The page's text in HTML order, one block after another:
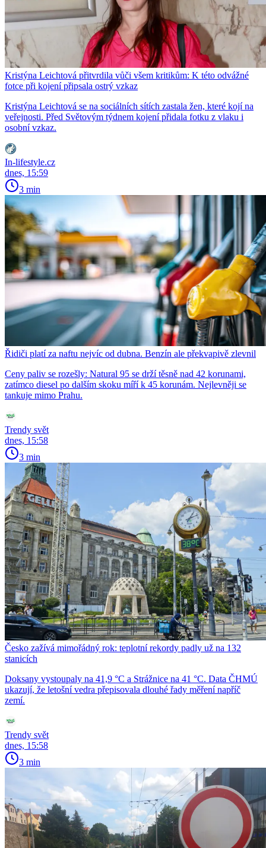
Kristýna Leichtová přitvrdila vůči všem kritikům: K této odvážné
fotce při kojení připsala ostrý vzkaz
Kristýna Leichtová se na sociálních sítích zastala žen, které kojí na
veřejnosti. Před Světovým týdnem kojení přidala fotku z vlaku i
osobní vzkaz.
In-lifestyle.cz
dnes, 15:59
3 min
Řidiči platí za naftu nejvíc od dubna. Benzín ale překvapivě zlevnil
Ceny paliv se rozešly: Natural 95 se drží těsně nad 42 korunami,
zatímco diesel po dalším skoku míří k 45 korunám. Nejlevněji se
tankuje mimo Prahu.
Trendy svět
dnes, 15:58
3 min
Česko zažívá mimořádný rok: teplotní rekordy padly už na 132
stanicích
Doksany vystoupaly na 41,9 °C a Strážnice na 41 °C. Data ČHMÚ
ukazují, že letošní vedra přepisovala dlouhé řady měření napříč
zemí.
Trendy svět
dnes, 15:58
3 min